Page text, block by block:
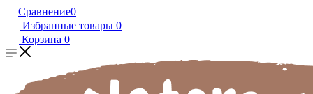
Сравнение0
Избранные товары 0
Корзина 0